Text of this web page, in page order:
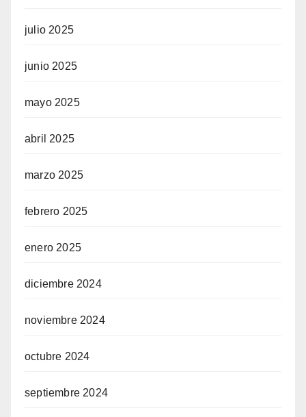
julio 2025
junio 2025
mayo 2025
abril 2025
marzo 2025
febrero 2025
enero 2025
diciembre 2024
noviembre 2024
octubre 2024
septiembre 2024